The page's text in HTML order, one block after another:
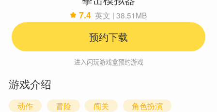
7.4 英文 | 38.51MB
预约下载
进入闪玩游戏盒预约游戏
游戏介绍
动作 冒险 闯关 角色扮演